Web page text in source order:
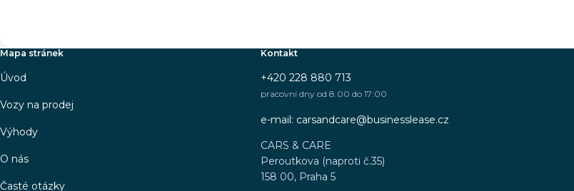
Mapa stránek
Úvod
Vozy na prodej
Výhody
O nás
Časté otázky
Kontakt
+420 228 880 713
pracovní dny od 8:00 do 17:00
e-mail: carsandcare@businesslease.cz
CARS & CARE
Peroutkova (naproti č.35)
158 00, Praha 5